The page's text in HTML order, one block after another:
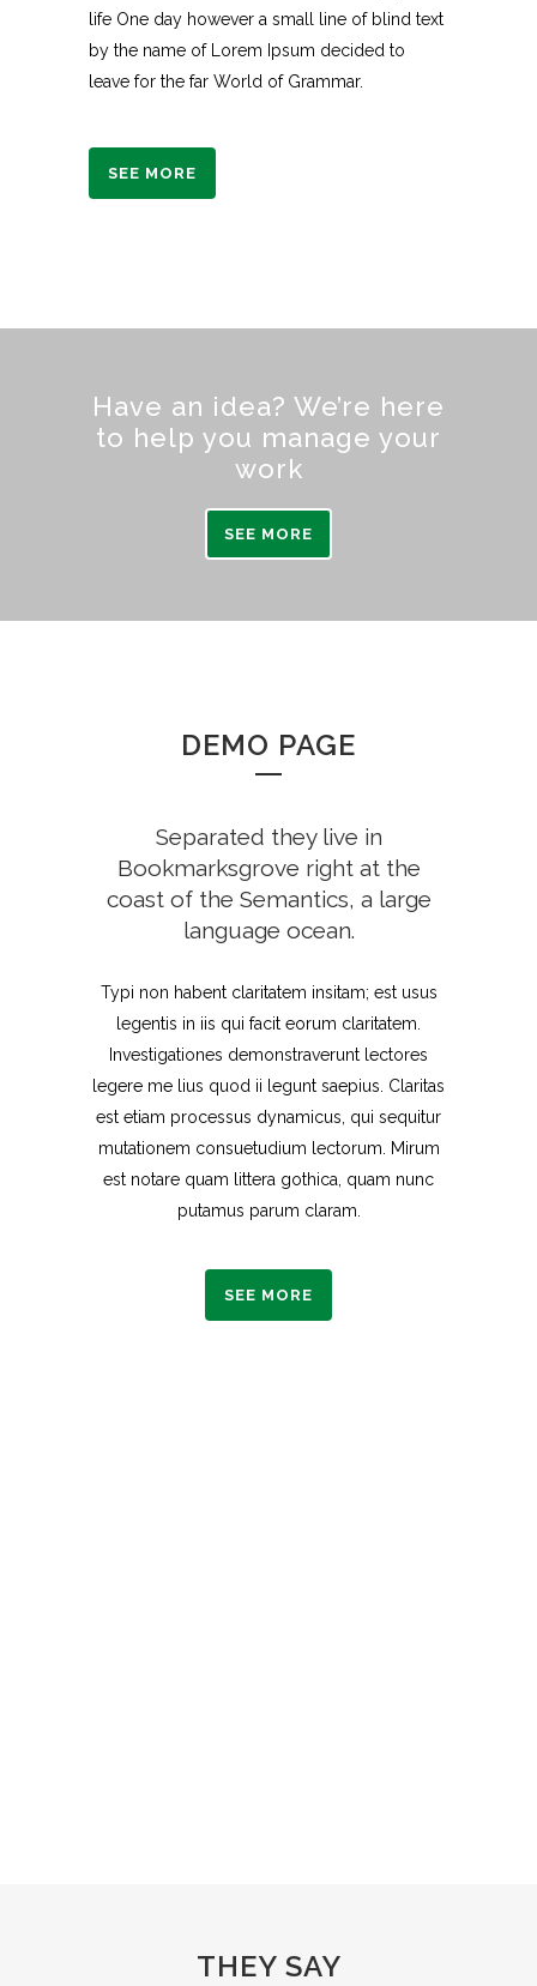
life One day however a small line of blind text
by the name of Lorem Ipsum decided to
leave for the far World of Grammar.
SEE MORE
Have an idea? We’re here
to help you manage your
work
SEE MORE
DEMO PAGE
Separated they live in
Bookmarksgrove right at the
coast of the Semantics, a large
language ocean.
Typi non habent claritatem insitam; est usus
legentis in iis qui facit eorum claritatem.
Investigationes demonstraverunt lectores
legere me lius quod ii legunt saepius. Claritas
est etiam processus dynamicus, qui sequitur
mutationem consuetudium lectorum. Mirum
est notare quam littera gothica, quam nunc
putamus parum claram.
SEE MORE
THEY SAY